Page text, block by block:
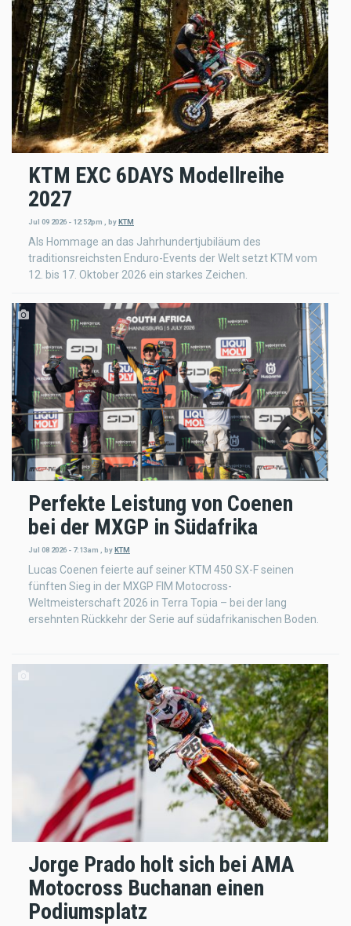
KTM EXC 6DAYS Modellreihe
2027
Jul 09 2026 - 12:52pm , byKTM
Als Hommage an das Jahrhundertjubiläum des
traditionsreichsten Enduro-Events der Welt setzt KTM vom
12. bis 17. Oktober 2026 ein starkes Zeichen.
Perfekte Leistung von Coenen
bei der MXGP in Südafrika
Jul 08 2026 - 7:13am , byKTM
Lucas Coenen feierte auf seiner KTM 450 SX-F seinen
fünften Sieg in der MXGP FIM Motocross-
Weltmeisterschaft 2026 in Terra Topia – bei der lang
ersehnten Rückkehr der Serie auf südafrikanischen Boden.
Jorge Prado holt sich bei AMA
Motocross Buchanan einen
Podiumsplatz